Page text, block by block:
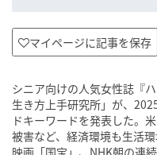
マイページに記事を保存
シニア向けの人気女性誌『
生き方上手研究所」が、
ドキーワードを発表した。
被害など、経済環境も生活